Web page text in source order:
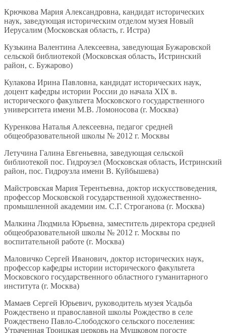
Крючкова Мария Александровна, кандидат исторических
наук, заведующая историческим отделом музея Новый
Иерусалим (Московская область, г. Истра)
Кузькина Валентина Алексеевна, заведующая Бужаровской
сельской библиотекой (Московская область, Истринский
район, с. Бужарово)
Кулакова Ирина Павловна, кандидат исторических наук,
доцент кафедры истории России до начала XIX в.
исторического факультета Московского государственного
университета имени М.В. Ломоносова (г. Москва)
Куренкова Наталья Алексеевна, педагог средней
общеобразовательной школы № 2012 г. Москвы
Летучина Галина Евгеньевна, заведующая сельской
библиотекой пос. Гидроузел (Московская область, Истринский
район, пос. Гидроузла имени В. Куйбышева)
Майстровская Мария Терентьевна, доктор искусствоведения,
профессор Московской государственной художественно-
промышленной академии им. С.Г. Строганова (г. Москва)
Малкина Людмила Юрьевна, заместитель директора средней
общеобразовательной школы № 2012 г. Москвы по
воспитательной работе (г. Москва)
Маловичко Сергей Иванович, доктор исторических наук,
профессор кафедры истории исторического факультета
Московского государственного областного гуманитарного
института (г. Москва)
Мамаев Сергей Юрьевич, руководитель музея Усадьба
Рождествено и православной школы Рождество в селе
Рождествено Павло-Слободского сельского поселения:
Утраченная Троицкая церковь на Мушковом погосте